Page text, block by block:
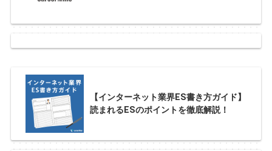
【インターネット業界ES書き方ガイド】
読まれるESのポイントを徹底解説！